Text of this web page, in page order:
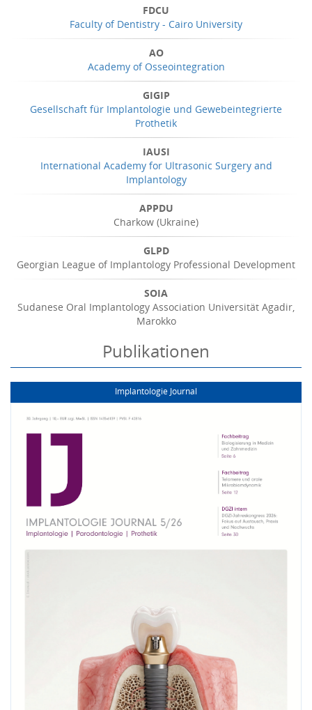
FDCU
Faculty of Dentistry - Cairo University
AO
Academy of Osseointegration
GIGIP
Gesellschaft für Implantologie und Gewebeintegrierte
Prothetik
IAUSI
International Academy for Ultrasonic Surgery and
Implantology
APPDU
Charkow (Ukraine)
GLPD
Georgian League of Implantology Professional Development
SOIA
Sudanese Oral Implantology Association Universität Agadir,
Marokko
Publikationen
Implantologie Journal